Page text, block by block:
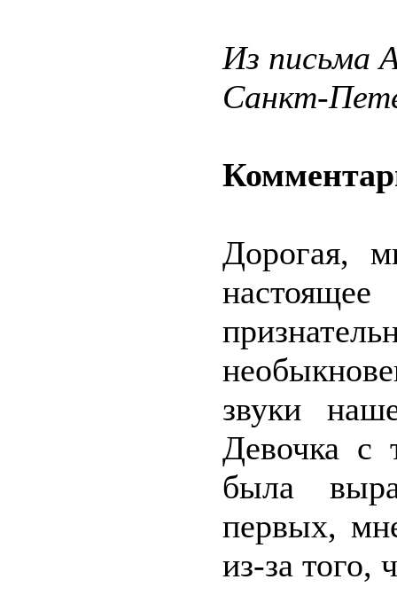
Из письма
Санкт-
Дорогая,
звуки
Девочка с
была
первых,
из-за того,